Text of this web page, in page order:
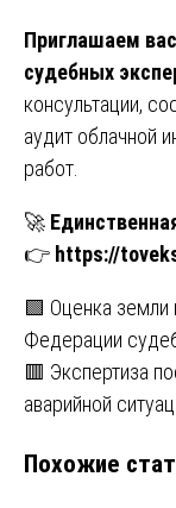
Приглашаем
судебных
консультации,
аудит облачной
работ.
🚀
👉 https://
Навигация
по
записям
🟩 Оценка земли
Федерации
🟥 Экспертиза
аварийной
Похожие